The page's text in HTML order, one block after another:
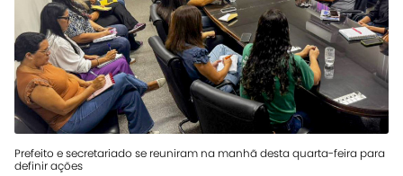
Prefeito e secretariado se reuniram na manhã desta quarta-feira para
definir ações